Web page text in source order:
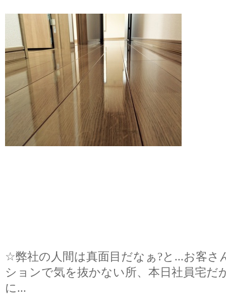
☆弊社の人間は真面目だなぁ?と ...お客さ
ションで気を抜かない所、本日社員宅だ
に...